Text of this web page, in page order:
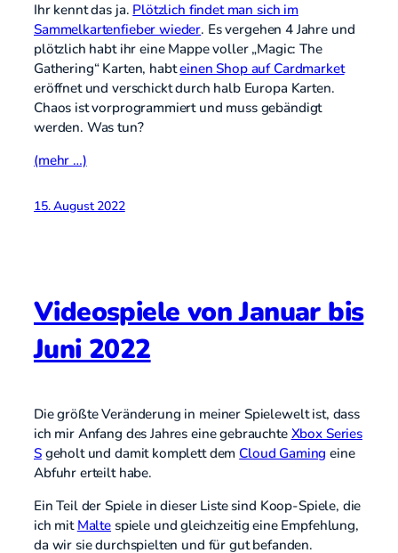
Ihr kennt das ja. Plötzlich findet man sich im
Sammelkartenfieber wieder. Es vergehen 4 Jahre und
plötzlich habt ihr eine Mappe voller „Magic: The
Gathering“ Karten, habteinen Shop auf Cardmarket
eröffnet und verschickt durch halb Europa Karten.
Chaos ist vorprogrammiert und muss gebändigt
werden. Was tun?
(mehr …)
15. August 2022
Videospiele von Januar bis
Juni 2022
Die größte Veränderung in meiner Spielewelt ist, dass
ich mir Anfang des Jahres eine gebrauchte Xbox Series
Sgeholt und damit komplett dem Cloud Gaming eine
Abfuhr erteilt habe.
Ein Teil der Spiele in dieser Liste sind Koop-Spiele, die
ich mit Malte spiele und gleichzeitig eine Empfehlung,
da wir sie durchspielten und für gut befanden.